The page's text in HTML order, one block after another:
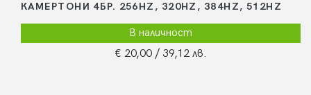
КАМЕРТОНИ 4БР. 256HZ, 320HZ, 384HZ, 512HZ
В наличност
€ 20,00 / 39,12 лв.